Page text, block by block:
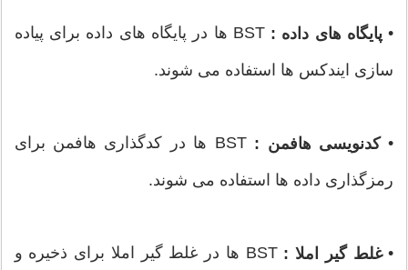
• پایگاه های داده : BST ها در پایگاه های داده برای پیاده
سازی ایندکس ها استفاده می شوند.
•کدنویسی هافمن : BST ها در کدگذاری هافمن برای
رمزگذاری داده ها استفاده می شوند.
•غلط گیر املا : BST ها در غلط گیر املا برای ذخیره و